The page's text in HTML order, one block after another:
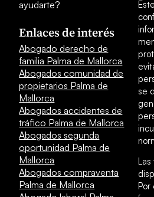
ayudarte?
Enlaces de interés
Abogado derecho de
familia Palma de Mallorca
Abogados comunidad de
propietarios Palma de
Mallorca
Abogados accidentes de
tráfico Palma de Mallorca
Abogados segunda
oportunidad Palma de
Mallorca
Abogados compraventa
Palma de Mallorca
se